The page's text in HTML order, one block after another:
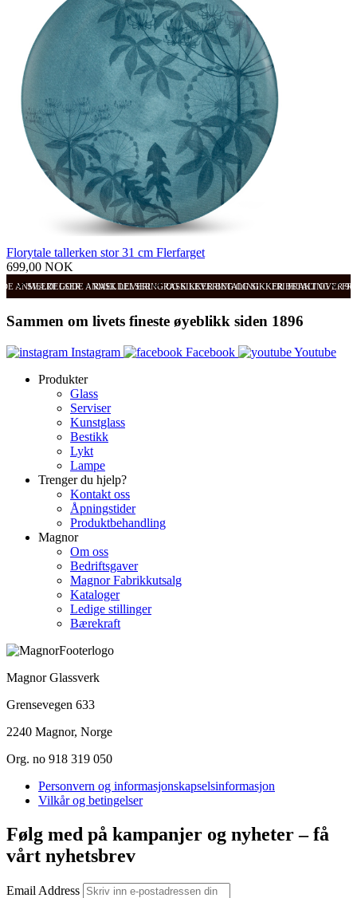
Florytale tallerken stor 31 cm Flerfarget
699,00 NOK
ANMELDELSER RASK LEVERING OG SIKKER BETALING FRI FRAKT OVER
SVÆRT GODE ANMELDELSER RASK LEVERING OG SIKKER BETALING
Sammen om livets fineste øyeblikk siden 1896
Instagram Facebook
Youtube
Produkter
Glass
Serviser
Kunstglass
Bestikk
Lykt
Lampe
Trenger du hjelp?
Kontakt oss
Åpningstider
Produktbehandling
Magnor
Om oss
Bedriftsgaver
Magnor Fabrikkutsalg
Kataloger
Ledige stillinger
Bærekraft
Magnor Glassverk
Grensevegen 633
2240 Magnor, Norge
Org. no 918 319 050
Personvern og informasjonskapselsinformasjon
Vilkår og betingelser
Følg med på kampanjer og nyheter – få
vårt nyhetsbrev
Email Address